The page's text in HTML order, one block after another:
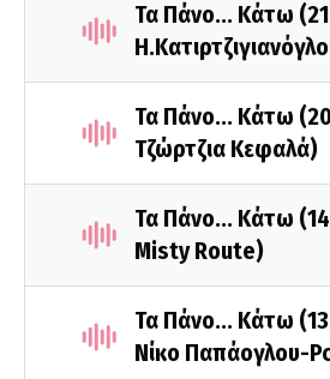
Τα Πάνο... Κάτω
Τα Πάνο... Κάτω
Τζώρτζια Κεφαλά)
Τα Πάνο... Κάτω
Misty Route)
Τα Πάνο... Κάτω
Νίκο Παπάογλου-